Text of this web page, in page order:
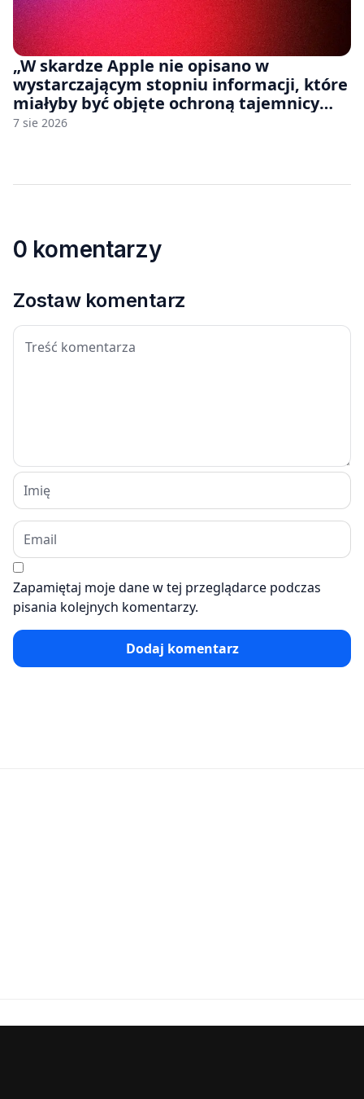
„W skardze Apple nie opisano w
wystarczającym stopniu informacji, które
miałyby być objęte ochroną tajemnicy
handlowej”. OpenAI żąda odrzucenia
7 sie 2026
0 komentarzy
Zostaw komentarz
Zapamiętaj moje dane w tej przeglądarce podczas
pisania kolejnych komentarzy.
Dodaj komentarz